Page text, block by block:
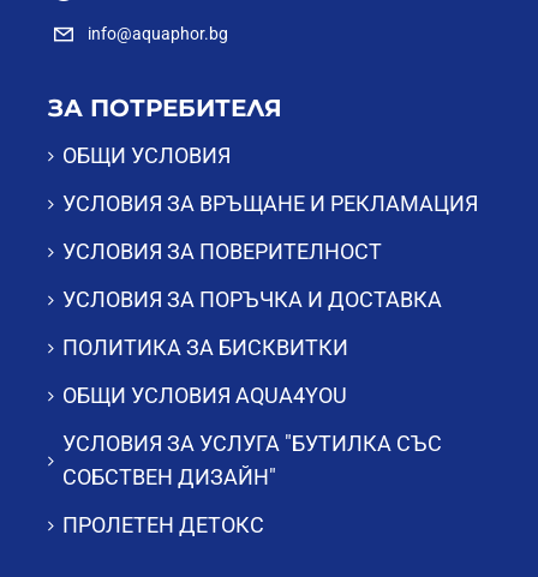
info@aquaphor.bg
ЗА ПОТРЕБИТЕЛЯ
ОБЩИ УСЛОВИЯ
УСЛОВИЯ ЗА ВРЪЩАНЕ И РЕКЛАМАЦИЯ
УСЛОВИЯ ЗА ПОВЕРИТЕЛНОСТ
УСЛОВИЯ ЗА ПОРЪЧКА И ДОСТАВКА
ПОЛИТИКА ЗА БИСКВИТКИ
ОБЩИ УСЛОВИЯ AQUA4YOU
УСЛОВИЯ ЗА УСЛУГА "БУТИЛКА СЪС
СОБСТВЕН ДИЗАЙН"
ПРОЛЕТЕН ДЕТОКС